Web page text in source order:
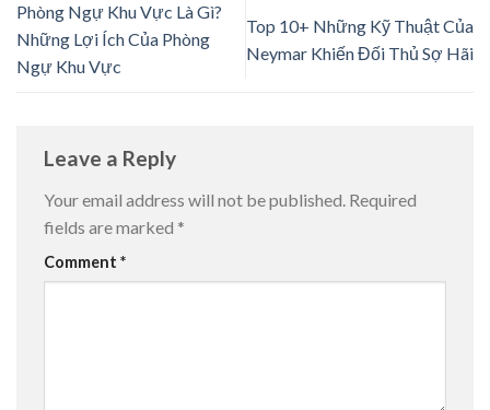
Phòng Ngự Khu Vực Là Gì?
Những Lợi Ích Của Phòng
Ngự Khu Vực
Top 10+ Những Kỹ Thuật Của
Neymar Khiến Đối Thủ Sợ Hãi
Leave a Reply
Your email address will not be published. Required
fields are marked *
Comment *